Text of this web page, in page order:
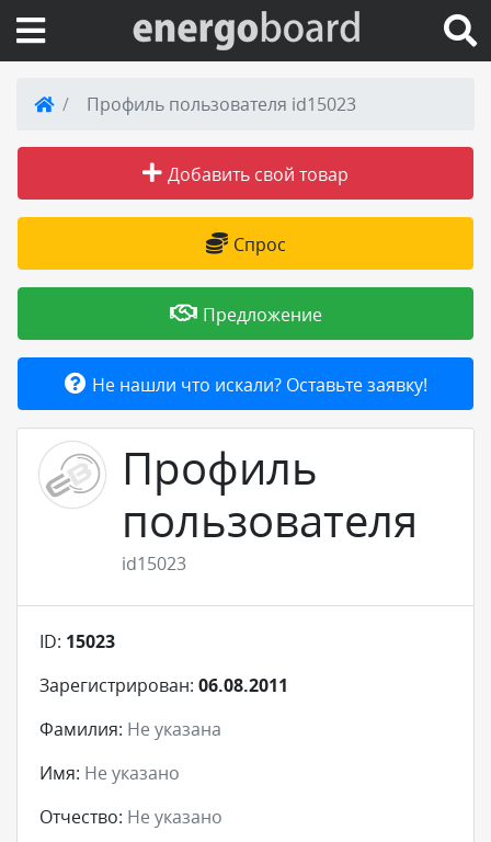
Вход на сайт
Поиск по сайту
Публикации
Справка
Товары и услуги
Добавить товар или услугу
Профиль пользователя id15023
Добавить свой товар
Спрос
Предложение
Не нашли что искали? Оставьте заявку!
Профиль
пользователя
id15023
ID: 15023
Зарегистрирован: 06.08.2011
Фамилия: Не указана
Имя: Не указано
Отчество: Не указано